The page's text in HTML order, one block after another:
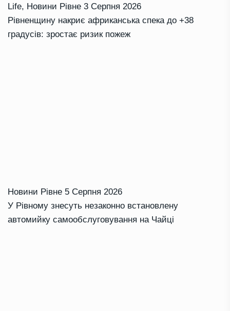
Life, Новини Рівне 3 Серпня 2026
Рівненщину накриє африканська спека до +38
градусів: зростає ризик пожеж
Новини Рівне 5 Серпня 2026
У Рівному знесуть незаконно встановлену
автомийку самообслуговування на Чайці